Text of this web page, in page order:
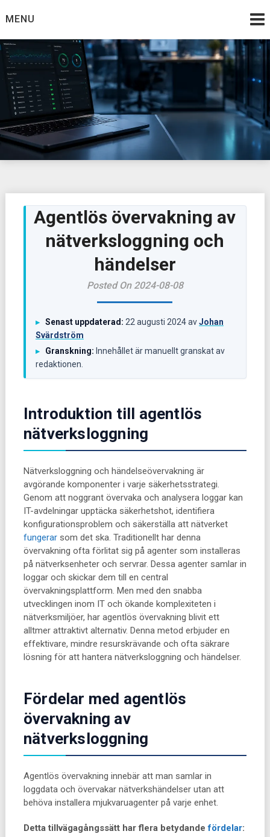
toMENU
Agentlös övervakning av
nätverksloggning och
händelser
Posted On 2024-08-08
▸ Senast uppdaterad: 22 augusti 2024avJohan
Svärdström
▸ Granskning: Innehållet är manuellt granskat av
redaktionen.
Introduktion till agentlös
nätverksloggning
Nätverksloggning och händelseövervakning är
avgörande komponenter i varje säkerhetsstrategi.
Genom att noggrant övervaka och analysera loggar kan
IT-avdelningar upptäcka säkerhetshot, identifiera
konfigurationsproblem och säkerställa att nätverket
fungerarsom det ska. Traditionellt har denna
övervakning ofta förlitat sig på agenter som installeras
på nätverksenheter och servrar. Dessa agenter samlar in
loggar och skickar dem till en central
övervakningsplattform. Men med den snabba
utvecklingen inom IT och ökande komplexiteten i
nätverksmiljöer, har agentlös övervakning blivit ett
alltmer attraktivt alternativ. Denna metod erbjuder en
effektivare, mindre resurskrävande och ofta säkrare
lösning för att hantera nätverksloggning och händelser.
Fördelar med agentlös
övervakning av
nätverksloggning
Agentlös övervakning innebär att man samlar in
loggdata och övervakar nätverkshändelser utan att
behöva installera mjukvaruagenter på varje enhet.
Detta tillvägagångssätt har flera betydandefördelar: